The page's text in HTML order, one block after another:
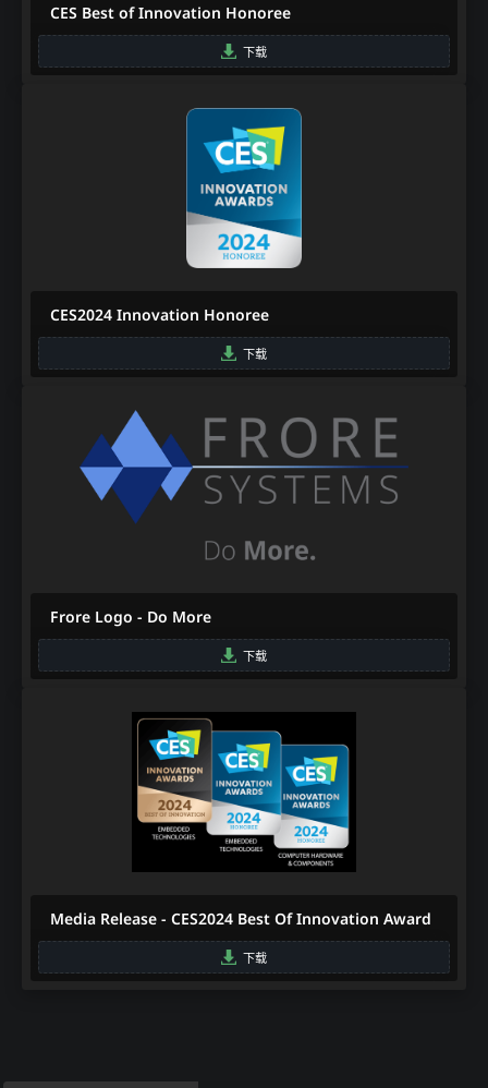
CES Best of Innovation Honoree
下载
CES2024 Innovation Honoree
下载
Frore Logo - Do More
下载
Media Release - CES2024 Best Of Innovation Award
下载